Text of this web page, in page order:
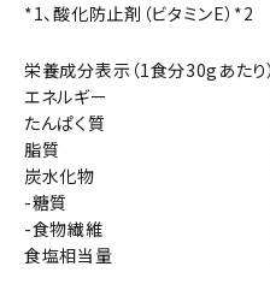
*1、酸化防止剤（ビタミンE）*2
栄養成分表示（1食分30gあたり）
エネルギー
たんぱく質
脂質
炭水化物
-糖質
-食物繊維
食塩相当量